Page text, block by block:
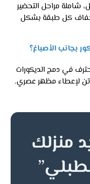
من 5 إلى 7 أيام عمل، شاملة مراحل التحضير
جفاف كل طبقة بشكل
في دمج الديكورات
لإعطاء مظهر عصري.
منزلك